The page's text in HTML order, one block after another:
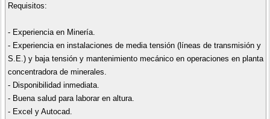
Requisitos:
- Experiencia en Minería.
- Experiencia en instalaciones de media tensión (líneas de transmisión y
S.E.) y baja tensión y mantenimiento mecánico en operaciones en planta
concentradora de minerales.
- Disponibilidad inmediata.
- Buena salud para laborar en altura.
- Excel y Autocad.